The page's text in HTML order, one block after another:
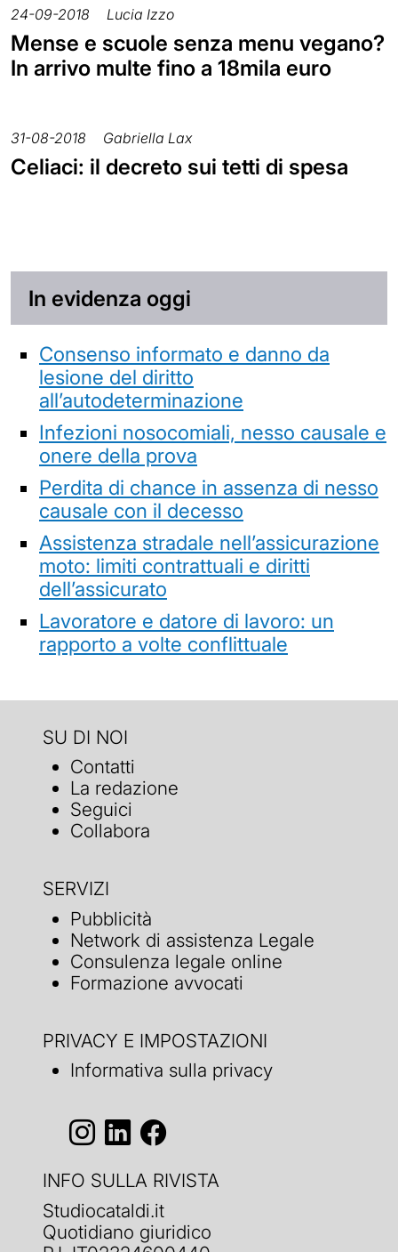
24-09-2018 Lucia Izzo
Mense e scuole senza menu vegano?
In arrivo multe fino a 18mila euro
31-08-2018 Gabriella Lax
Celiaci: il decreto sui tetti di spesa
In evidenza oggi
Consenso informato e danno da
lesione del diritto
all’autodeterminazione
Infezioni nosocomiali, nesso causale e
onere della prova
Perdita di chance in assenza di nesso
causale con il decesso
Assistenza stradale nell’assicurazione
moto: limiti contrattuali e diritti
dell’assicurato
Lavoratore e datore di lavoro: un
rapporto a volte conflittuale
SU DI NOI
Contatti
La redazione
Seguici
Collabora
SERVIZI
Pubblicità
Network di assistenza Legale
Consulenza legale online
Formazione avvocati
PRIVACY E IMPOSTAZIONI
Informativa sulla privacy
INFO SULLA RIVISTA
Studiocataldi.it
Quotidiano giuridico